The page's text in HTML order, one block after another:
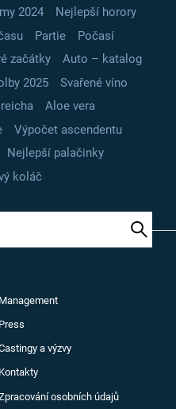
2024
Nejlepší horory
Partie
Počasí
začátky
Auto – katalog
2025
Svařené víno
Aloe vera
Výpočet ascendentu
Nejlepší palačinky
koláč
Management
Press
a výzvy
Kontakty
osobních údajů